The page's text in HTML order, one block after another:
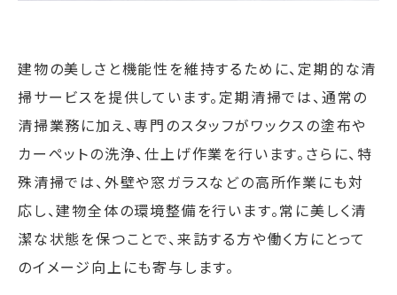
建物の美しさと機能性を維持するために、定期的な清
掃サービスを提供しています。定期清掃では、通常の
清掃業務に加え、専門のスタッフがワックスの塗布や
カーペットの洗浄、仕上げ作業を行います。さらに、特
殊清掃では、外壁や窓ガラスなどの高所作業にも対
応し、建物全体の環境整備を行います。常に美しく清
潔な状態を保つことで、来訪する方や働く方にとって
のイメージ向上にも寄与します。